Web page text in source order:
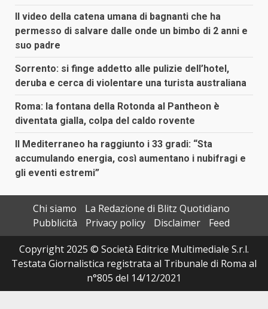
Il video della catena umana di bagnanti che ha
permesso di salvare dalle onde un bimbo di 2 anni e
suo padre
Sorrento: si finge addetto alle pulizie dell’hotel,
deruba e cerca di violentare una turista australiana
Roma: la fontana della Rotonda al Pantheon è
diventata gialla, colpa del caldo rovente
Il Mediterraneo ha raggiunto i 33 gradi: “Sta
accumulando energia, così aumentano i nubifragi e
gli eventi estremi”
Chi siamo
La Redazione di Blitz Quotidiano
Pubblicità
Privacy policy Disclaimer
Feed
Copyright 2025 © Società Editrice Multimediale S.r.l.
Testata Giornalistica registrata al Tribunale di Roma al
n°805 del 14/12/2021